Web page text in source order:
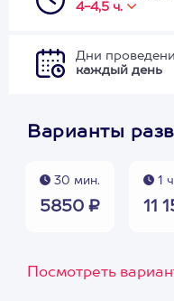
4-4,5 ч.
Дни
каждый день
Варианты
30 мин.
5850 ₽
1
11
Посмотреть